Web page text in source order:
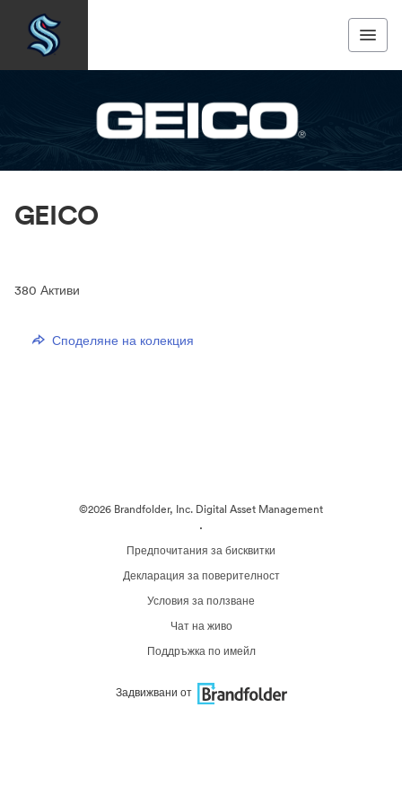
GEICO
380 Активи
Споделяне на колекция
©2026 Brandfolder, Inc. Digital Asset Management
·
Предпочитания за бисквитки
Декларация за поверителност
Условия за ползване
Чат на живо
Поддръжка по имейл
Задвижвани от